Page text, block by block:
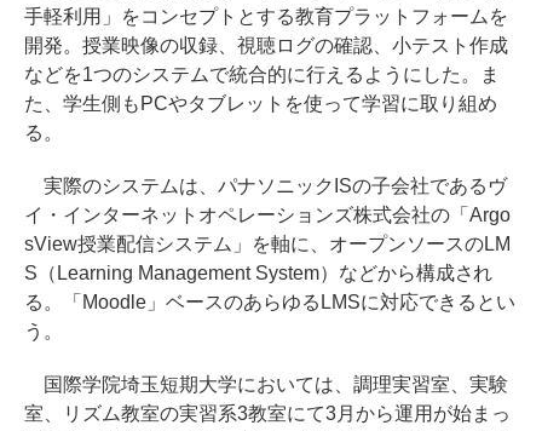
手軽利用」をコンセプトとする教育プラットフォームを
開発。授業映像の収録、視聴ログの確認、小テスト作成
などを1つのシステムで統合的に行えるようにした。ま
た、学生側もPCやタブレットを使って学習に取り組め
る。
実際のシステムは、パナソニックISの子会社であるヴ
イ・インターネットオペレーションズ株式会社の「Argo
sView授業配信システム」を軸に、オープンソースのLM
S（Learning Management System）などから構成され
る。「Moodle」ベースのあらゆるLMSに対応できるとい
う。
国際学院埼玉短期大学においては、調理実習室、実験
室、リズム教室の実習系3教室にて3月から運用が始まっ